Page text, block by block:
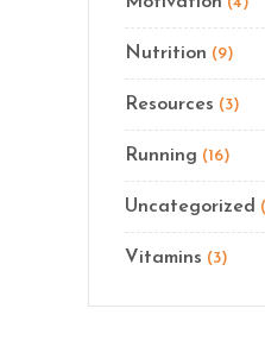
Nutrition (9)
Resources (3)
Running (16)
Uncategorized
Vitamins (3)